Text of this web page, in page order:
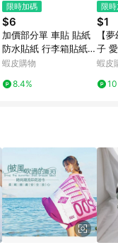
限時加碼
$6
加價部分單 車貼 貼紙
防水貼紙 行李箱貼紙
安全帽貼紙 筆電貼紙
車貼紙
蝦皮購物
8.4%
限
$1
【
子
葉+
台花
蝦皮